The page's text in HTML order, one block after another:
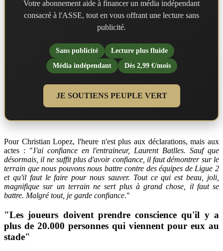
Votre abonnement aide à financer un média indépendant
consacré à l'ASSE, tout en vous offrant une lecture sans
publicité.
Sans publicité
Lecture plus fluide
Média indépendant
Dès 2,99 €/mois
JE SOUTIENS PEUPLE VERT
Pour Christian Lopez, l'heure n'est plus aux déclarations, mais aux
actes : "J'ai confiance en l'entraineur, Laurent Batlles. Sauf que
désormais, il ne suffit plus d'avoir confiance, il faut démontrer sur le
terrain que nous pouvons nous battre contre des équipes de Ligue 2
et qu'il faut le faire pour nous sauver. Tout ce qui est beau, joli,
magnifique sur un terrain ne sert plus à grand chose, il faut se
battre. Malgré tout, je garde confiance."
"Les joueurs doivent prendre conscience qu'il y a
plus de 20.000 personnes qui viennent pour eux au
stade"